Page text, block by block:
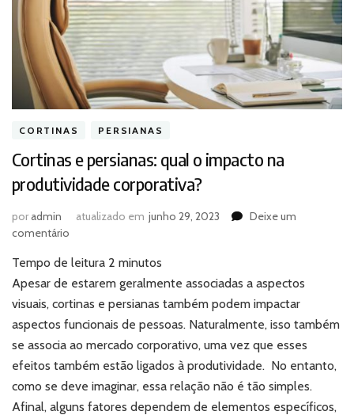
CORTINAS PERSIANAS
Cortinas e persianas: qual o impacto na
produtividade corporativa?
poradmin atualizado em junho 29, 2023
Deixe um
comentário
e
persianas:
qual
impacto
na
produtividade
corporativa?
Tempo de leitura 2 minutos
Apesar de estarem geralmente associadas a aspectos
visuais, cortinas e persianas também podem impactar
aspectos funcionais de pessoas. Naturalmente, isso também
se associa ao mercado corporativo, uma vez que esses
efeitos também estão ligados à produtividade. No entanto,
como se deve imaginar, essa relação não é tão simples.
Afinal, alguns fatores dependem de elementos específicos,